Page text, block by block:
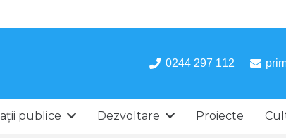
0244 297 112
publice Dezvoltare Proiecte